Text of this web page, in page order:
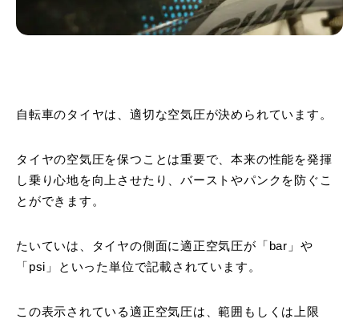
自転車のタイヤは、適切な空気圧が決められています。
タイヤの空気圧を保つことは重要で、本来の性能を発揮
し乗り心地を向上させたり、バーストやパンクを防ぐこ
とができます。
たいていは、タイヤの側面に適正空気圧が「bar」や
「psi」といった単位で記載されています。
この表示されている適正空気圧は、範囲もしくは上限